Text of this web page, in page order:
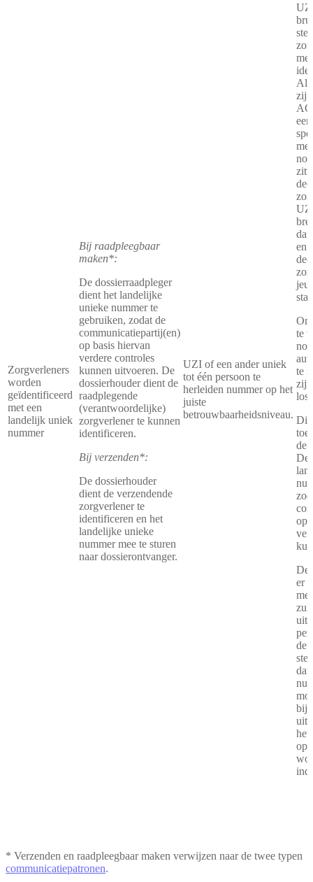
Zorgverleners
worden
geïdentificeerd
met een
landelijk uniek
nummer
Bij raadpleegbaar
maken*:
De dossierraadpleger
dient het landelijke
unieke nummer te
gebruiken, zodat de
communicatiepartij(en)
op basis hiervan
verdere controles
kunnen uitvoeren. De
dossierhouder dient de
raadplegende
(verantwoordelijke)
zorgverlener te kunnen
identificeren.
Bij verzenden*:
De dossierhouder
dient de verzendende
zorgverlener te
identificeren en het
landelijke unieke
nummer mee te sturen
naar dossierontvanger.
UZI of een ander uniek
tot één persoon te
herleiden nummer op het
juiste
betrouwbaarheidsniveau.
en
te
te
los
Dit
de
op
De
er
de
dat
het
* Verzenden en raadpleegbaar maken verwijzen naar de twee typen
communicatiepatronen.